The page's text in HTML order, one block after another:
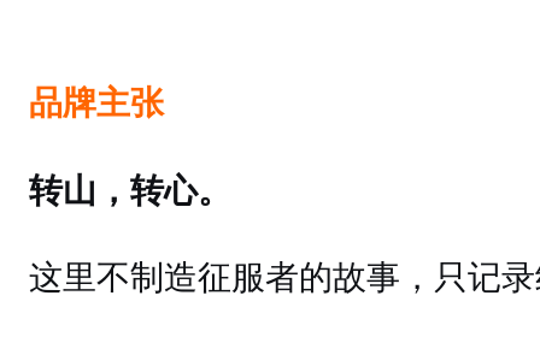
品牌主张
转山，转心。
这里不制造征服者的故事，只记